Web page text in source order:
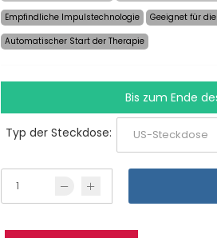
Empfindliche Impulstechnologie
Geeignet für
Automatischer Start der Therapie
Bis zum Ende
Typ der Steckdose: